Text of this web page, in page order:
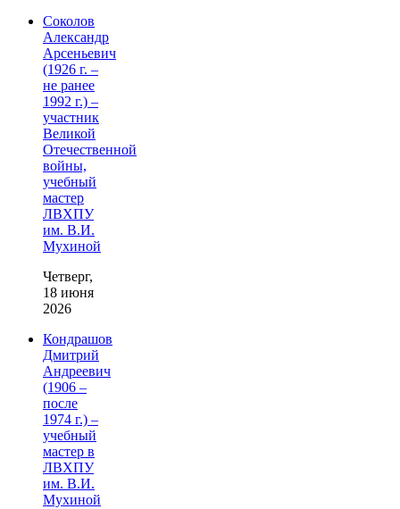
Соколов
Александр
Арсеньевич
(1926 г. –
не ранее
1992 г.) –
участник
Великой
Отечественной
войны,
учебный
мастер
ЛВХПУ
им. В.И.
Мухиной
Четверг,
18 июня
2026
Кондрашов
Дмитрий
Андреевич
(1906 –
после
1974 г.) –
учебный
мастер в
ЛВХПУ
им. В.И.
Мухиной